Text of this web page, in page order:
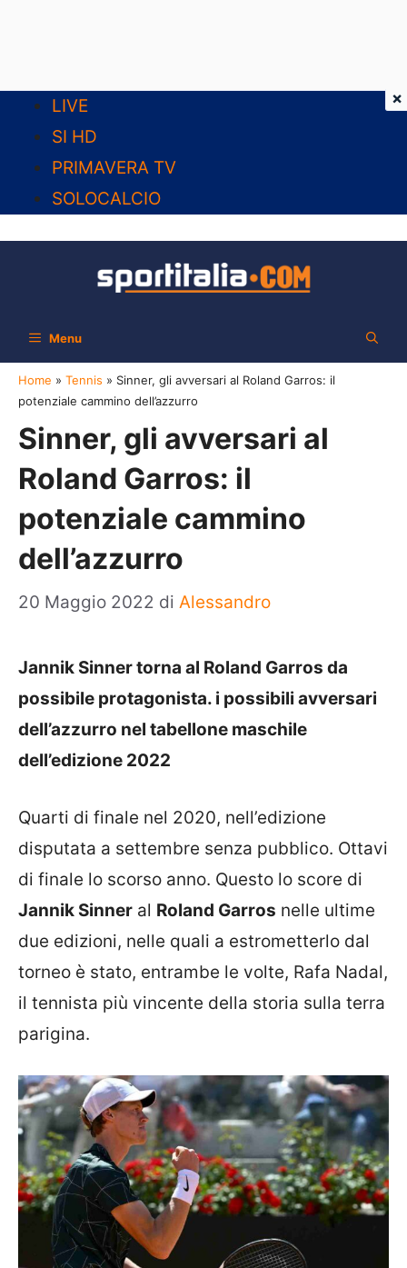
contenuto
LIVE
SI HD
PRIMAVERA TV
SOLOCALCIO
Menu
Home » Tennis » Sinner, gli avversari al Roland Garros: il
potenziale cammino dell’azzurro
Sinner, gli avversari al
Roland Garros: il
potenziale cammino
dell’azzurro
20 Maggio 2022 di Alessandro
Jannik Sinner torna al Roland Garros da
possibile protagonista. i possibili avversari
dell’azzurro nel tabellone maschile
dell’edizione 2022
Quarti di finale nel 2020, nell’edizione
disputata a settembre senza pubblico. Ottavi
di finale lo scorso anno. Questo lo score di
Jannik Sinner al Roland Garros nelle ultime
due edizioni, nelle quali a estrometterlo dal
torneo è stato, entrambe le volte, Rafa Nadal,
il tennista più vincente della storia sulla terra
parigina.
×